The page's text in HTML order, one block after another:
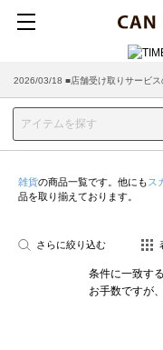
2026/03/18 ■店舗受け取りサービス
雑貨の商品一覧です。他にも ス
品を取り揃えております。
さらに絞り込む
条件に一致す
お手数ですが